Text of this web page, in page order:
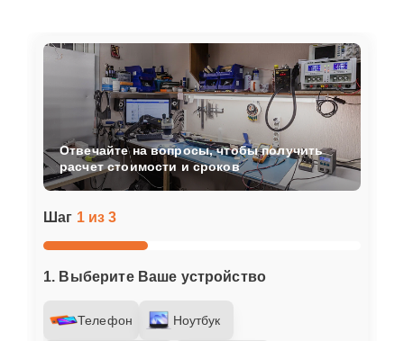
Шаг 1 из 3
1. Выберите Ваше устройство
Телефон Ноутбук
Отвечайте на вопросы, чтобы получить
расчет стоимости и сроков